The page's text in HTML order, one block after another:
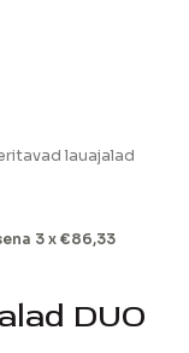
lauajalad
3 x €86,33
DUO